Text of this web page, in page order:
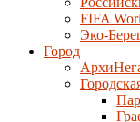
FIFA
Эко-
Город